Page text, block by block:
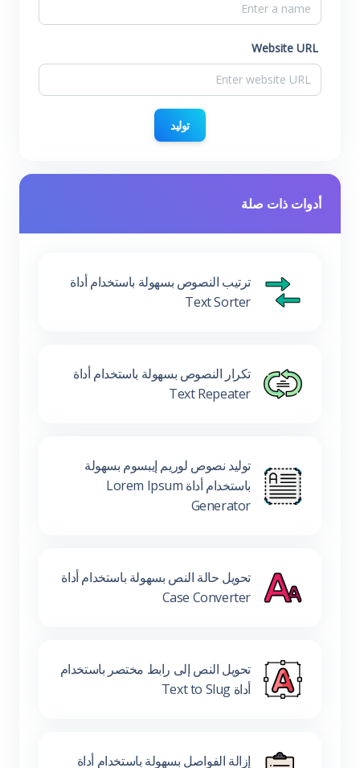
Website URL
توليد
أدوات ذات صلة
ترتيب النصوص بسهولة باستخدام أداة
Text Sorter
تكرار النصوص بسهولة باستخدام أداة
Text Repeater
توليد نصوص لوريم إيبسوم بسهولة
باستخدام أداة Lorem Ipsum
Generator
تحويل حالة النص بسهولة باستخدام أداة
Case Converter
تحويل النص إلى رابط مختصر باستخدام
أداة Text to Slug
إزالة الفواصل بسهولة باستخدام أداة